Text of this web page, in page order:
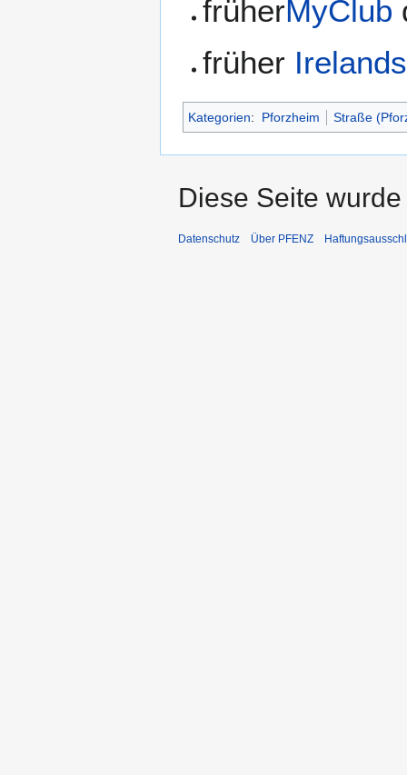
früherMyClub
früher
Kategorien: Pforzheim Straße
Diese Seite
Datenschutz Über PFENZ